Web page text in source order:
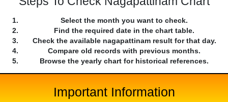
Select the month you want to check.
Find the required date in the chart table.
Check the available nagapattinam result for that day.
Compare old records with previous months.
Browse the yearly chart for historical references.
Important Information